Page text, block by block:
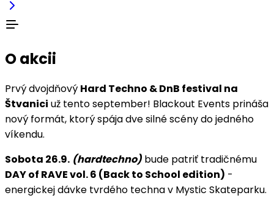
O akcii
Prvý dvojdňový Hard Techno & DnB festival na
Štvanici už tento september! Blackout Events prináša
nový formát, ktorý spája dve silné scény do jedného
víkendu.
Sobota 26.9. (hardtechno) bude patriť tradičnému
DAY of RAVE vol. 6 (Back to School edition) -
energickej dávke tvrdého techna v Mystic Skateparku.